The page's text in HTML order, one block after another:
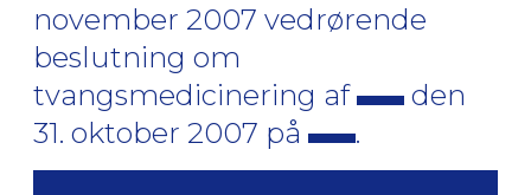
november 2007 vedrørende
beslutning om
tvangsmedicinering af
den
31. oktober 2007 på
.